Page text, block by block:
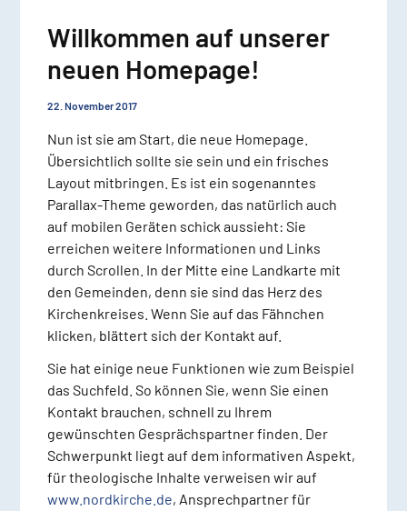
Willkommen auf unserer
neuen Homepage!
22. November 2017
Nun ist sie am Start, die neue Homepage.
Übersichtlich sollte sie sein und ein frisches
Layout mitbringen. Es ist ein sogenanntes
Parallax-Theme geworden, das natürlich auch
auf mobilen Geräten schick aussieht: Sie
erreichen weitere Informationen und Links
durch Scrollen. In der Mitte eine Landkarte mit
den Gemeinden, denn sie sind das Herz des
Kirchenkreises. Wenn Sie auf das Fähnchen
klicken, blättert sich der Kontakt auf.
Sie hat einige neue Funktionen wie zum Beispiel
das Suchfeld. So können Sie, wenn Sie einen
Kontakt brauchen, schnell zu Ihrem
gewünschten Gesprächspartner finden. Der
Schwerpunkt liegt auf dem informativen Aspekt,
für theologische Inhalte verweisen wir auf
www.nordkirche.de, Ansprechpartner für